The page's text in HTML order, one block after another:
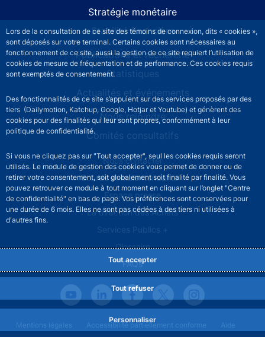
Lors de la consultation de ce site des témoins de connexion, dits « cookies »,
sont déposés sur votre terminal. Certains cookies sont nécessaires au
fonctionnement de ce site, aussi la gestion de ce site requiert l’utilisation de
cookies de mesure de fréquentation et de performance. Ces cookies requis
sont exemptés de consentement.
Des fonctionnalités de ce site s’appuient sur des services proposés par des
tiers (Dailymotion, Katchup, Google, Hotjar et Youtube) et génèrent des
cookies pour des finalités qui leur sont propres, conformément à leur
politique de confidentialité.
Si vous ne cliquez pas sur "Tout accepter", seul les cookies requis seront
utilisés. Le module de gestion des cookies vous permet de donner ou de
retirer votre consentement, soit globalement soit finalité par finalité. Vous
pouvez retrouver ce module à tout moment en cliquant sur l’onglet "Centre
de confidentialité" en bas de page. Vos préférences sont conservées pour
une durée de 6 mois. Elles ne sont pas cédées à des tiers ni utilisées à
d'autres fins.
Tout accepter
Tout refuser
Personnaliser
Stratégie monétaire
Stabilité financière
Publications et recherche
Statistiques
Actualités et événements
Nous rejoindre
Comités consultatifs
Footer secondary menuNous contacter
Sourds et malentendants
Espace presse
La direction des Achats
Services Publics +
Glossaire
FAQs
Footer legal notice menu
Mentions légales Accessibilité partiellement conforme
Aide